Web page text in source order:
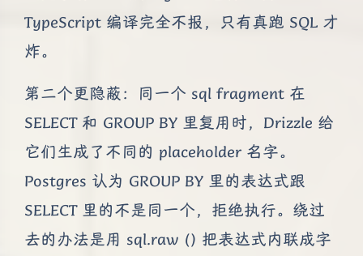
TypeScript 编译完全不报，只有真跑 SQL 才
炸。
第二个更隐蔽：同一个 sql fragment 在
SELECT 和 GROUP BY 里复用时，Drizzle 给
它们生成了不同的 placeholder 名字。
Postgres 认为 GROUP BY 里的表达式跟
SELECT 里的不是同一个，拒绝执行。绕过
去的办法是用 sql.raw () 把表达式内联成字